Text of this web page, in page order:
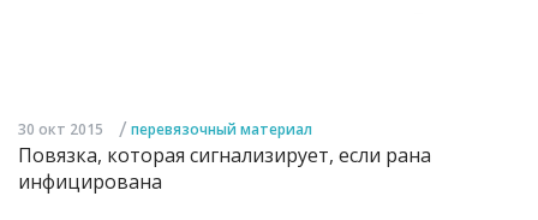
30 окт 2015 / перевязочный материал
Повязка, которая сигнализирует, если рана
инфицирована